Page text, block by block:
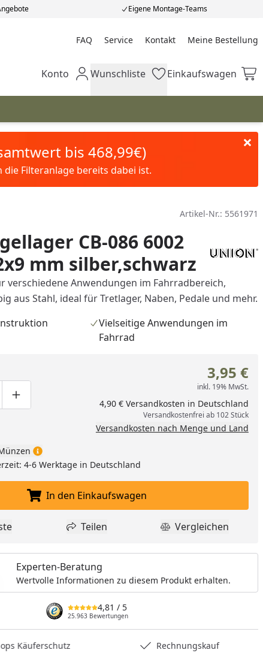
Eigene Montage-Teams
FAQ Service Kontakt Meine Bestellung
Meine Bestellung
Mein Konto
Konto Wunschliste
Wunschliste Einkaufswagen
Einkaufswagen
bis 468,99€)
die Filteranlage bereits dabei ist.
Artikel-Nr.: 5561971
CB-086 6002
mm silber,schwarz
verschiedene Anwendungen im Fahrradbereich,
aus Stahl, ideal für Tretlager, Naben, Pedale und mehr.
Vielseitige Anwendungen im
Fahrrad
um eins verringern
manuell eingeben
Produktmenge um eins erhöhen
3,95 €
inkl. 19% MwSt.
4,90 € Versandkosten in Deutschland
Versandkostenfrei ab 102 Stück
Versandkosten nach Menge und Land
4-6 Werktage in Deutschland
In den Einkaufswagen legen
In den Einkaufswagen
zur Wunschliste hinzufügen
Teilen
Teilen Produkt
Vergleichen
Experten-Beratung
Wertvolle Informationen zu diesem Produkt erhalten.
4,81 / 5
25.963 Bewertungen
Käuferschutz Rechnungskauf